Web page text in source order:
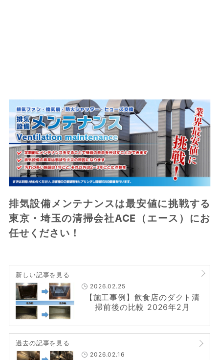
排気設備メンテナンスは最安値に挑戦する
東京・埼玉の清掃会社ACE（エース）にお
任せください！
新しい記事を見る
2026.02.25
【施工事例】飲食店のダクト清
掃前後の比較 2026年2月
過去の記事を見る
2026.02.16